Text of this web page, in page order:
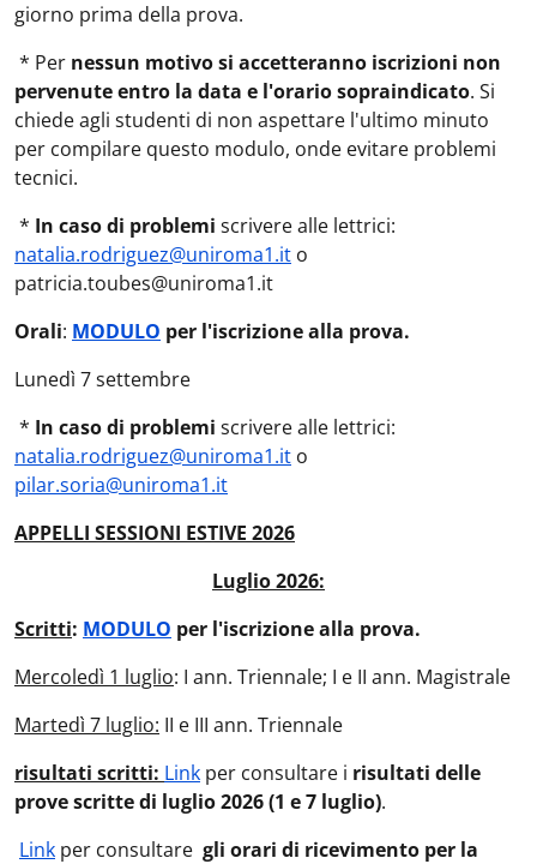
giorno prima della prova.
* Per nessun motivo si accetteranno iscrizioni non
pervenute entro la data e l'orario sopraindicato. Si
chiede agli studenti di non aspettare l'ultimo minuto
per compilare questo modulo, onde evitare problemi
tecnici.
* In caso di problemi scrivere alle lettrici:
natalia.rodriguez@uniroma1.it o
patricia.toubes@uniroma1.it
Orali: MODULO per l'iscrizione alla prova.
Lunedì 7 settembre
* In caso di problemi scrivere alle lettrici:
natalia.rodriguez@uniroma1.it o
pilar.soria@uniroma1.it
APPELLI SESSIONI ESTIVE 2026
Luglio 2026:
Scritti: MODULO per l'iscrizione alla prova.
Mercoledì 1 luglio: I ann. Triennale; I e II ann. Magistrale
Martedì 7 luglio: II e III ann. Triennale
risultati scritti: Link per consultare i risultati delle
prove scritte di luglio 2026 (1 e 7 luglio).
Link per consultare gli orari di ricevimento per la